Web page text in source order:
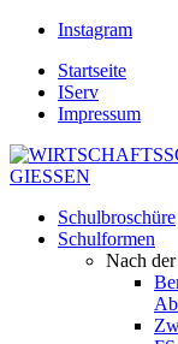
Instagram
Startseite
IServ
Impressum
Schulbroschüre
Schulformen
Nach